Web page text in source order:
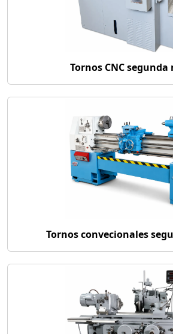
Tornos CNC segunda
Tornos convecionales